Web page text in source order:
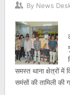
By News
समस्त थाना क्षेत्रों में
समंसों की तामिली की